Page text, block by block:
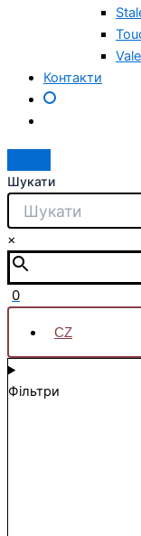
Контакти
Шукати
×
0
CZ
Фільтри